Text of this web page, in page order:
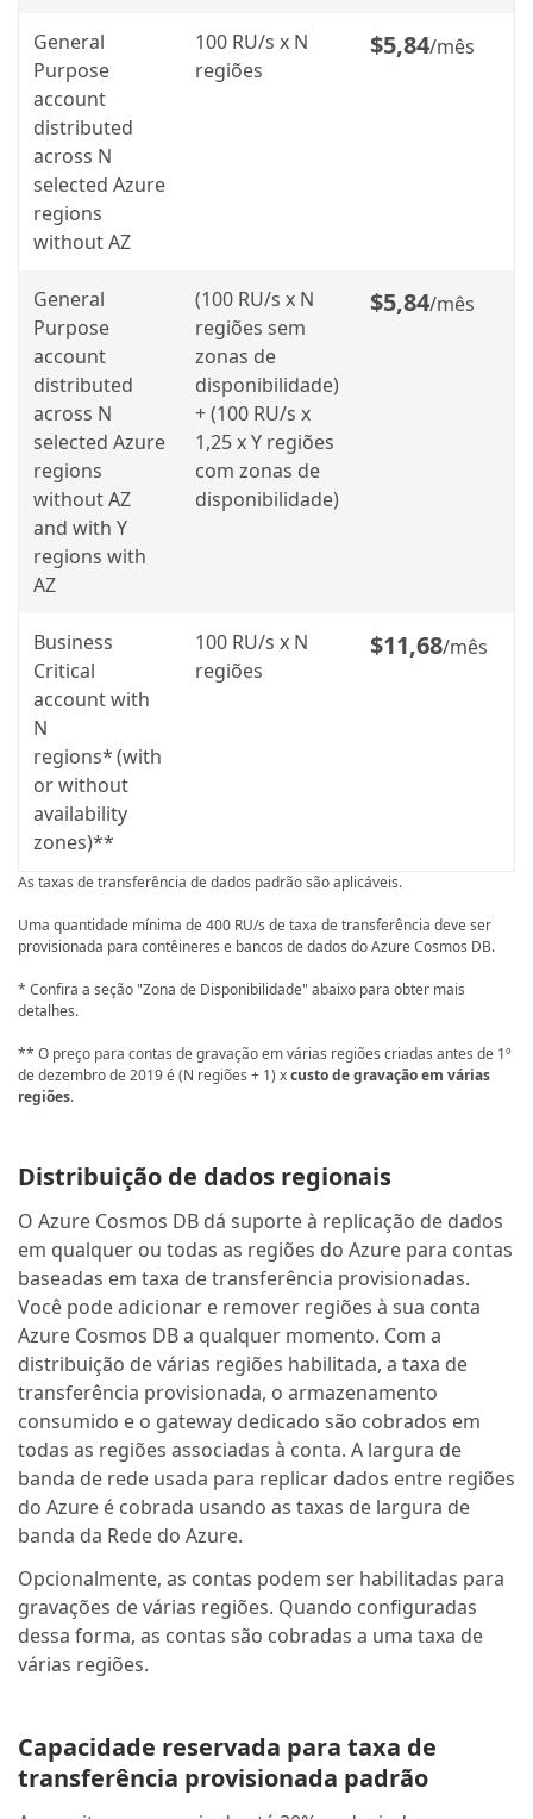
General
Purpose
account
distributed
across N
selected Azure
regions
without AZ
100 RU/s x N
regiões
$5,84/mês
General
Purpose
account
distributed
across N
selected Azure
regions
without AZ
and with Y
regions with
AZ
(100 RU/s x N
regiões sem
zonas de
disponibilidade)
+ (100 RU/s x
1,25 x Y regiões
com zonas de
disponibilidade)
$5,84/mês
Business
Critical
account with
N
regions* (with
or without
availability
zones)**
100 RU/s x N
regiões
$11,68/mês
As taxas de transferência de dados padrão são aplicáveis.
Uma quantidade mínima de 400 RU/s de taxa de transferência deve ser
provisionada para contêineres e bancos de dados do Azure Cosmos DB.
* Confira a seção "Zona de Disponibilidade" abaixo para obter mais
detalhes.
** O preço para contas de gravação em várias regiões criadas antes de 1º
de dezembro de 2019 é (N regiões + 1) xcusto de gravação em várias
regiões.
Distribuição de dados regionais
O Azure Cosmos DB dá suporte à replicação de dados
em qualquer ou todas as regiões do Azure para contas
baseadas em taxa de transferência provisionadas.
Você pode adicionar e remover regiões à sua conta
Azure Cosmos DB a qualquer momento. Com a
distribuição de várias regiões habilitada, a taxa de
transferência provisionada, o armazenamento
consumido e o gateway dedicado são cobrados em
todas as regiões associadas à conta. A largura de
banda de rede usada para replicar dados entre regiões
do Azure é cobrada usando as taxas de largura de
banda da Rede do Azure.
Opcionalmente, as contas podem ser habilitadas para
gravações de várias regiões. Quando configuradas
dessa forma, as contas são cobradas a uma taxa de
várias regiões.
Capacidade reservada para taxa de
transferência provisionada padrão